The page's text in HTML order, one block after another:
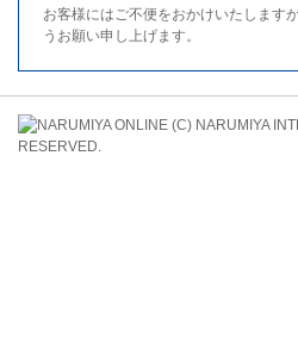
お客様にはご不便をおかけいたします
うお願い申し上げます。